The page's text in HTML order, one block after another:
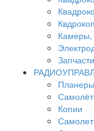
Камеры,
Планеры
Копии